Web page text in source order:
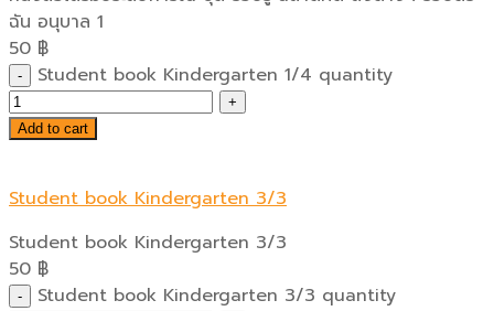
ฉัน อนุบาล 1
50 ฿
Student book Kindergarten 1/4 quantity
Add to cart
Student book Kindergarten 3/3
Student book Kindergarten 3/3
50 ฿
Student book Kindergarten 3/3 quantity